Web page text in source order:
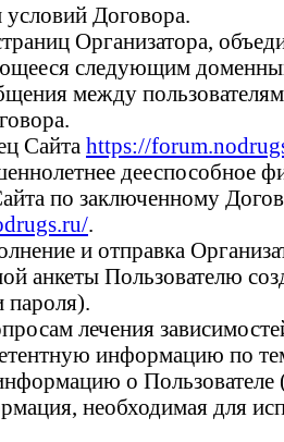
Договора.
Организатора,
следующим
между
Сайта https://
дееспособное
по заключенному
и отправка
анкеты Пользователю
лечения
информацию по
о Пользователе
необходимая для